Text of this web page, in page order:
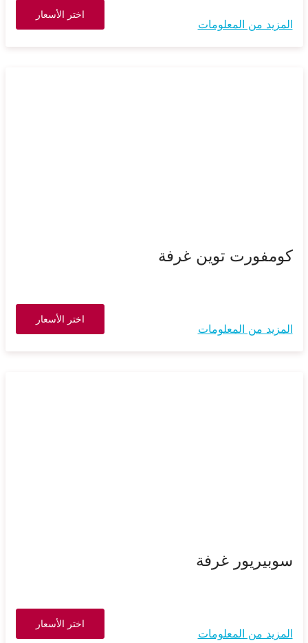
المزيد من المعلومات
اختر الأسعار
كومفورت توين غرفة
المزيد من المعلومات
اختر الأسعار
سوبيريور غرفة
المزيد من المعلومات
اختر الأسعار